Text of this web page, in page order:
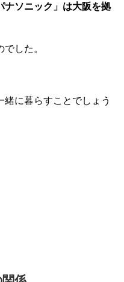
ナソニック」は大阪を拠
した。
に暮らすことでしょう